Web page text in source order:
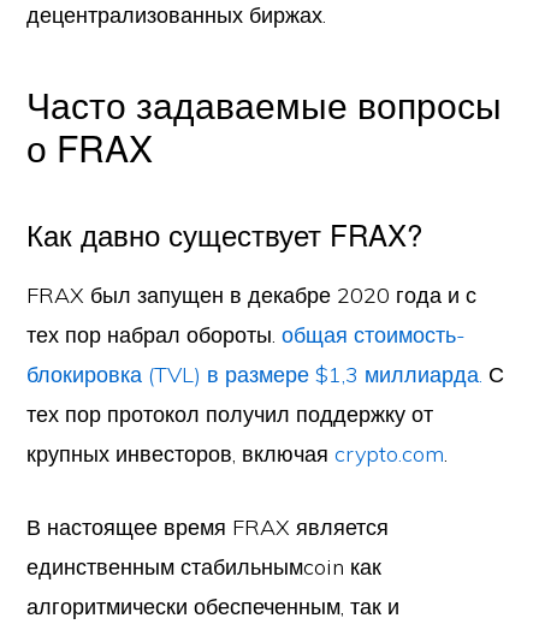
децентрализованных биржах.
Часто задаваемые вопросы
о FRAX
Как давно существует FRAX?
FRAX был запущен в декабре 2020 года и с
тех пор набрал обороты.общая стоимость-
блокировка (TVL) в размере $1,3 миллиарда. С
тех пор протокол получил поддержку от
крупных инвесторов, включаяcrypto.com.
В настоящее время FRAX является
единственным стабильнымcoin как
алгоритмически обеспеченным, так и